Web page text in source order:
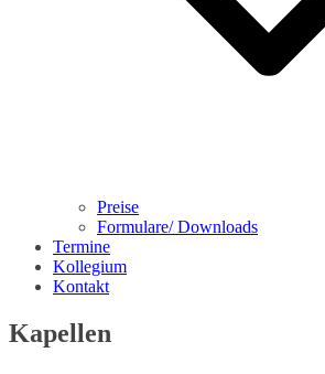
Preise
Formulare/ Downloads
Termine
Kollegium
Kontakt
Kapellen